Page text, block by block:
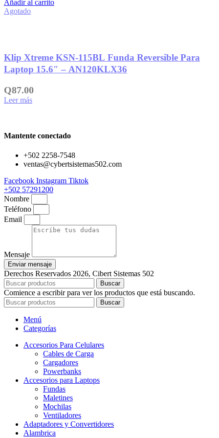
original
Añadir al carrito
Agotado
Klip Xtreme KSN-115BL Funda Reversible Para
Laptop 15.6″ – AN120KLX36
Q87.00
Leer más
Mantente conectado
+502 2258-7548
ventas@cybertsistemas502.com
Facebook Instagram Tiktok
+502 57291200
Nombre
Teléfono
Email
Mensaje
Enviar mensaje
Derechos Reservados 2026, Cibert Sistemas 502
Buscar
Comience a escribir para ver los productos que está buscando.
Buscar
Menú
Categorías
Accesorios Para Celulares
Cables de Carga
Cargadores
Powerbanks
Accesorios para Laptops
Fundas
Maletines
Mochilas
Ventiladores
Adaptadores y Convertidores
Alambrica